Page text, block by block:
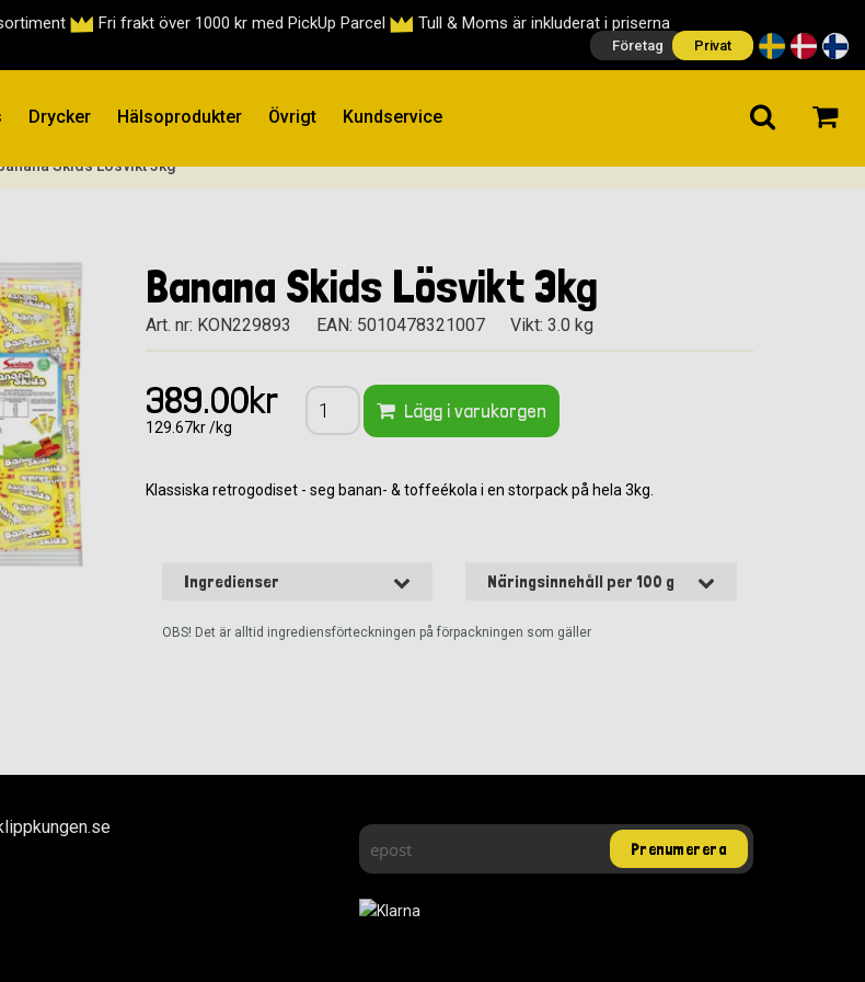
Fri frakt över 1000 kr med PickUp Parcel Tull & Moms är inkluderat i priserna
Företag Privat
Drycker Hälsoprodukter Övrigt Kundservice
Skids Lösvikt 3kg
Banana Skids Lösvikt 3kg
Art. nr: KON229893 EAN: 5010478321007 Vikt: 3.0 kg
389.00kr
129.67kr /kg
Lägg i varukorgen
Klassiska retrogodiset - seg banan- & toffeékola i en storpack på hela 3kg.
Ingredienser Näringsinnehåll per 100 g
OBS! Det är alltid ingrediensförteckningen på förpackningen som gäller